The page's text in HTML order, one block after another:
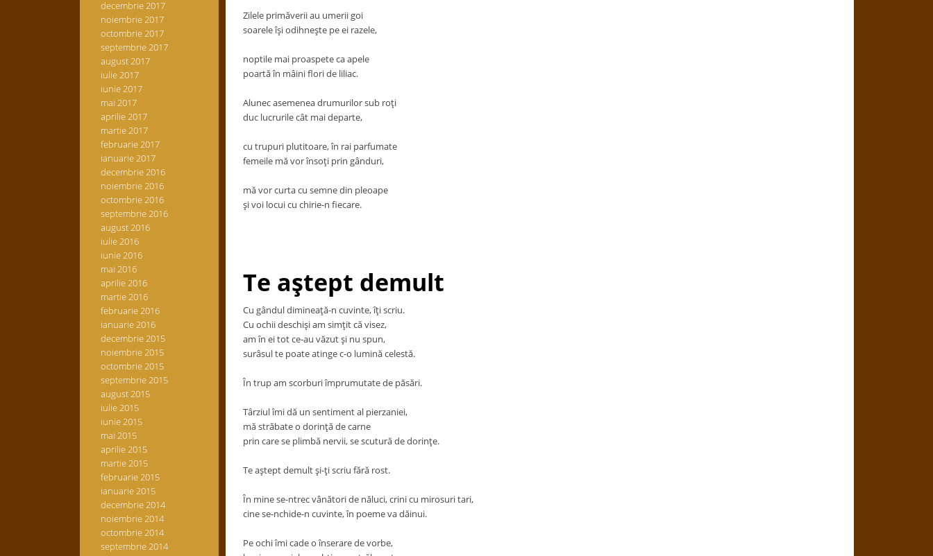
decembrie 2017
noiembrie 2017
octombrie 2017
septembrie 2017
august 2017
iulie 2017
iunie 2017
mai 2017
aprilie 2017
martie 2017
februarie 2017
ianuarie 2017
decembrie 2016
noiembrie 2016
octombrie 2016
septembrie 2016
august 2016
iulie 2016
iunie 2016
mai 2016
aprilie 2016
martie 2016
februarie 2016
ianuarie 2016
decembrie 2015
noiembrie 2015
octombrie 2015
septembrie 2015
august 2015
iulie 2015
iunie 2015
mai 2015
aprilie 2015
martie 2015
februarie 2015
ianuarie 2015
decembrie 2014
noiembrie 2014
octombrie 2014
septembrie 2014
Zilele primăverii au umerii goi
soarele îşi odihneşte pe ei razele,
noptile mai proaspete ca apele
poartă în mâini flori de liliac.
Alunec asemenea drumurilor sub roţi
duc lucrurile cât mai departe,
cu trupuri plutitoare, în rai parfumate
femeile mă vor însoţi prin gânduri,
mă vor curta cu semne din pleoape
şi voi locui cu chirie-n fiecare.
Te aştept demult
Cu gândul dimineaţă-n cuvinte, îţi scriu.
Cu ochii deschişi am simţit că visez,
am în ei tot ce-au văzut şi nu spun,
surâsul te poate atinge c-o lumină celestă.
În trup am scorburi împrumutate de păsări.
Târziul îmi dă un sentiment al pierzaniei,
mă străbate o dorinţă de carne
prin care se plimbă nervii, se scutură de dorinţe.
Te aştept demult şi-ţi scriu fără rost.
În mine se-ntrec vânători de năluci, crini cu mirosuri tari,
cine se-nchide-n cuvinte, în poeme va dăinui.
Pe ochi îmi cade o înserare de vorbe,